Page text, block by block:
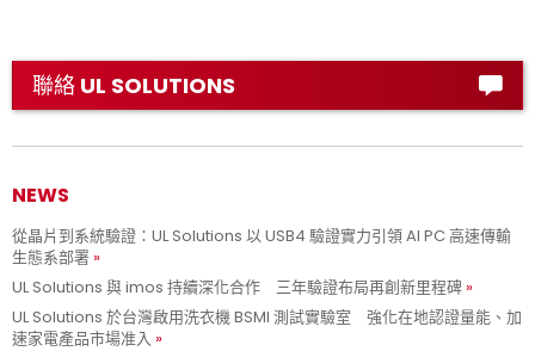
聯絡 UL SOLUTIONS
NEWS
從晶片到系統驗證：UL Solutions 以 USB4 驗證實力引領 AI PC 高速傳輸
生態系部署
UL Solutions 與 imos 持續深化合作 三年驗證布局再創新里程碑
UL Solutions 於台灣啟用洗衣機 BSMI 測試實驗室 強化在地認證量能、加
速家電產品市場准入